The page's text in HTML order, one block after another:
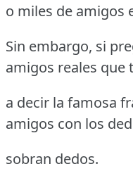
o miles de amigos
Sin embargo, si
amigos reales que
a decir la famosa
amigos con los
sobran dedos.